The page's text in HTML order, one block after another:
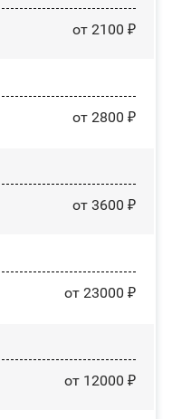
от 2100 ₽
от 2800 ₽
от 3600 ₽
от 23000 ₽
от 12000 ₽